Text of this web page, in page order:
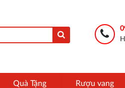
Quà Tặng Rượu vang